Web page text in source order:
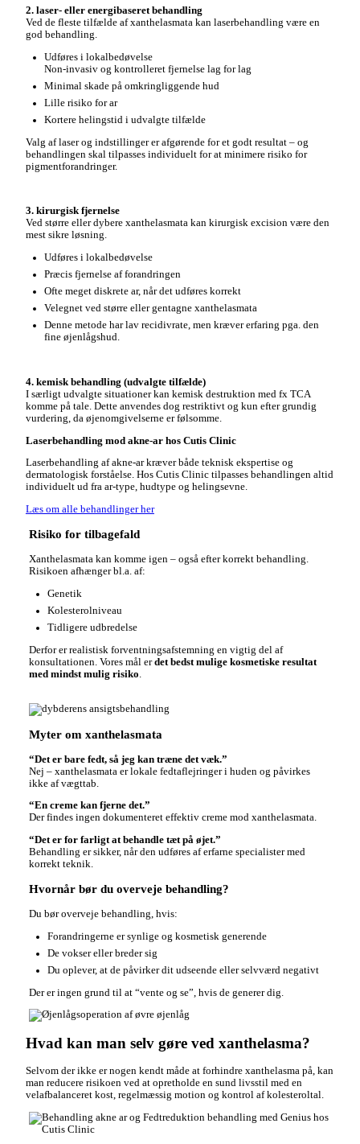
2. laser- eller energibaseret behandling
Ved de fleste tilfælde af xanthelasmata kan laserbehandling være en
god behandling.
Udføres i lokalbedøvelse
Non-invasiv og kontrolleret fjernelse lag for lag
Minimal skade på omkringliggende hud
Lille risiko for ar
Kortere helingstid i udvalgte tilfælde
Valg af laser og indstillinger er afgørende for et godt resultat – og
behandlingen skal tilpasses individuelt for at minimere risiko for
pigmentforandringer.
3. kirurgisk fjernelse
Ved større eller dybere xanthelasmata kan kirurgisk excision være den
mest sikre løsning.
Udføres i lokalbedøvelse
Præcis fjernelse af forandringen
Ofte meget diskrete ar, når det udføres korrekt
Velegnet ved større eller gentagne xanthelasmata
Denne metode har lav recidivrate, men kræver erfaring pga. den
fine øjenlågshud.
4. kemisk behandling (udvalgte tilfælde)
I særligt udvalgte situationer kan kemisk destruktion med fx TCA
komme på tale. Dette anvendes dog restriktivt og kun efter grundig
vurdering, da øjenomgivelserne er følsomme.
Laserbehandling mod akne-ar hos Cutis Clinic
Laserbehandling af akne-ar kræver både teknisk ekspertise og
dermatologisk forståelse. Hos Cutis Clinic tilpasses behandlingen altid
individuelt ud fra ar-type, hudtype og helingsevne.
Læs om alle behandlinger her
Risiko for tilbagefald
Xanthelasmata kan komme igen – også efter korrekt behandling.
Risikoen afhænger bl.a. af:
Genetik
Kolesterolniveau
Tidligere udbredelse
Derfor er realistisk forventningsafstemning en vigtig del af
konsultationen. Vores mål erdet bedst mulige kosmetiske resultat
med mindst mulig risiko
Myter om xanthelasmata
“Det er bare fedt, så jeg kan træne det væk.”
Nej – xanthelasmata er lokale fedtaflejringer i huden og påvirkes
ikke af vægttab.
“En creme kan fjerne det.”
Der findes ingen dokumenteret effektiv creme mod xanthelasmata.
“Det er for farligt at behandle tæt på øjet.”
Behandling er sikker, når den udføres af erfarne specialister med
korrekt teknik.
Hvornår bør du overveje behandling?
Du bør overveje behandling, hvis:
Forandringerne er synlige og kosmetisk generende
De vokser eller breder sig
Du oplever, at de påvirker dit udseende eller selvværd negativt
Der er ingen grund til at “vente og se”, hvis de generer dig.
Hvad kan man selv gøre ved xanthelasma?
Selvom der ikke er nogen kendt måde at forhindre xanthelasma på, kan
man reducere risikoen ved at opretholde en sund livsstil med en
velafbalanceret kost, regelmæssig motion og kontrol af kolesteroltal.